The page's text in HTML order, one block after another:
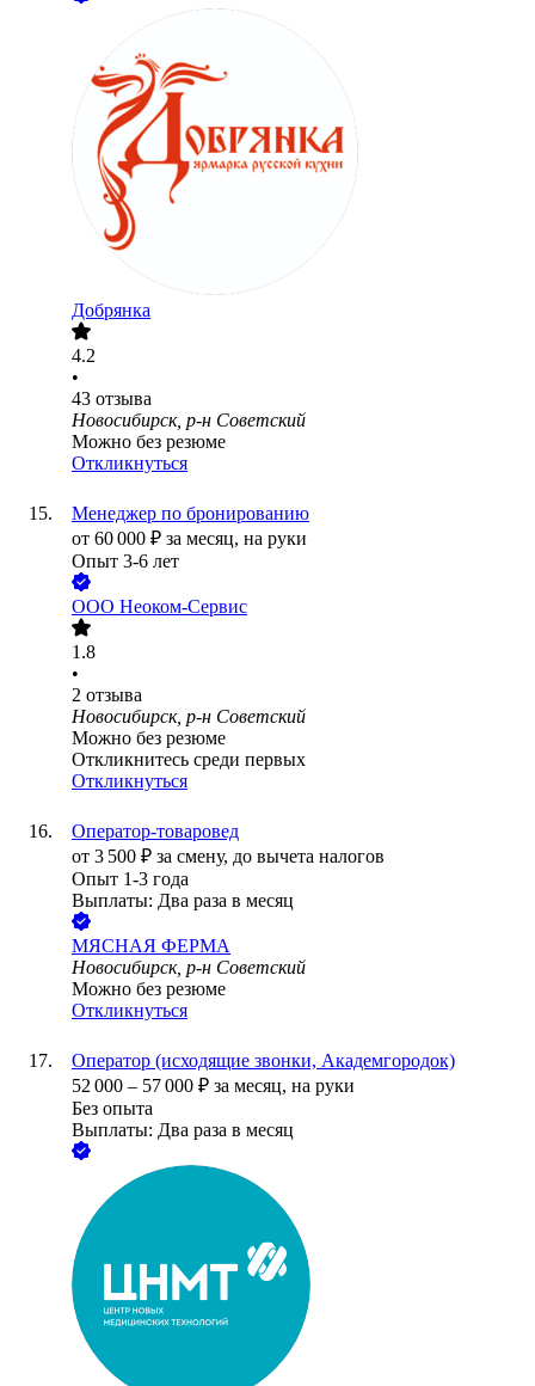
Добрянка
4.2
•
43 отзыва
Новосибирск, р-н Советский
Можно без резюме
Откликнуться
Менеджер по бронированию
от 60 000 ₽ за месяц, на руки
Опыт 3-6 лет
ООО Неоком-Сервис
1.8
•
2 отзыва
Новосибирск, р-н Советский
Можно без резюме
Откликнитесь среди первых
Откликнуться
Оператор-товаровед
от 3 500 ₽ за смену, до вычета налогов
Опыт 1-3 года
Выплаты: Два раза в месяц
МЯСНАЯ ФЕРМА
Новосибирск, р-н Советский
Можно без резюме
Откликнуться
Оператор (исходящие звонки, Академгородок)
52 000 – 57 000 ₽ за месяц, на руки
Без опыта
Выплаты: Два раза в месяц